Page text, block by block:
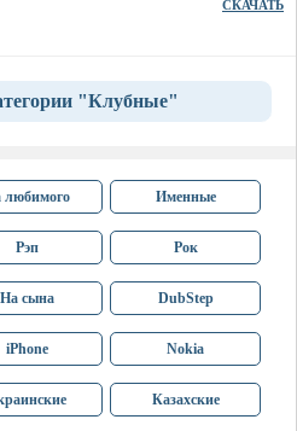
СКАЧАТЬ
"Клубные"
любимого Именные
Рэп Рок
На сына DubStep
iPhone Nokia
Казахские